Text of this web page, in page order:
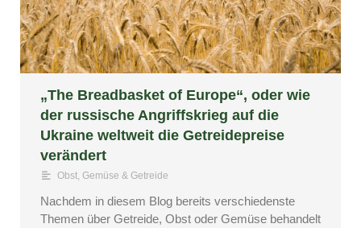
„The Breadbasket of Europe“, oder wie
der russische Angriffskrieg auf die
Ukraine weltweit die Getreidepreise
verändert
Obst, Gemüse & Getreide
Nachdem in diesem Blog bereits verschiedenste
Themen über Getreide, Obst oder Gemüse behandelt